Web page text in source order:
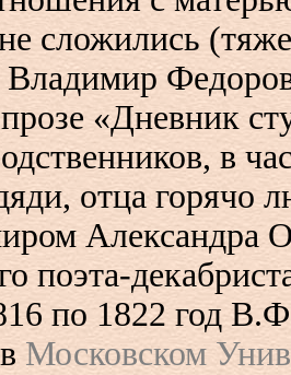
сложились
Владимир
«Дневник
в
отца горячо
Александра
поэта-
по 1822 год
Московском